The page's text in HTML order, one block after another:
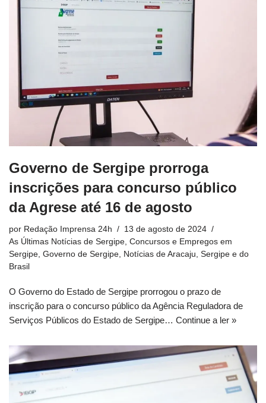
Governo de Sergipe prorroga
inscrições para concurso público
da Agrese até 16 de agosto
por Redação Imprensa 24h
13 de agosto de 2024
As Últimas Notícias de Sergipe, Concursos e Empregos em
Sergipe, Governo de Sergipe, Notícias de Aracaju, Sergipe e do
Brasil
O Governo do Estado de Sergipe prorrogou o prazo de
inscrição para o concurso público da Agência Reguladora de
Serviços Públicos do Estado de Sergipe… Continue a ler »